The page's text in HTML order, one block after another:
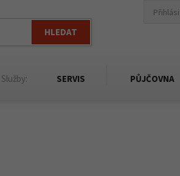
HLEDAT
Služby: SERVIS PŮJČOVNA